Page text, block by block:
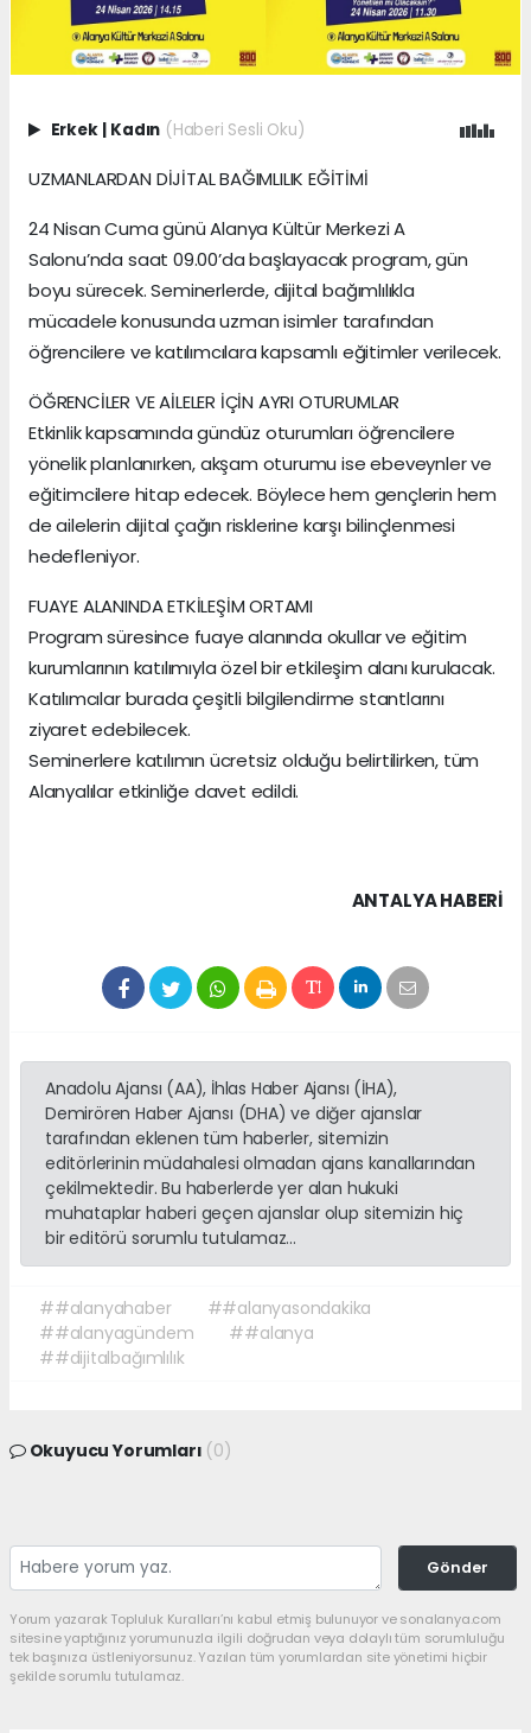
Erkek | Kadın (Haberi Sesli Oku)
UZMANLARDAN DİJİTAL BAĞIMLILIK EĞİTİMİ
24 Nisan Cuma günü Alanya Kültür Merkezi A
Salonu’nda saat 09.00’da başlayacak program, gün
boyu sürecek. Seminerlerde, dijital bağımlılıkla
mücadele konusunda uzman isimler tarafından
öğrencilere ve katılımcılara kapsamlı eğitimler verilecek.
ÖĞRENCİLER VE AİLELER İÇİN AYRI OTURUMLAR
Etkinlik kapsamında gündüz oturumları öğrencilere
yönelik planlanırken, akşam oturumu ise ebeveynler ve
eğitimcilere hitap edecek. Böylece hem gençlerin hem
de ailelerin dijital çağın risklerine karşı bilinçlenmesi
hedefleniyor.
FUAYE ALANINDA ETKİLEŞİM ORTAMI
Program süresince fuaye alanında okullar ve eğitim
kurumlarının katılımıyla özel bir etkileşim alanı kurulacak.
Katılımcılar burada çeşitli bilgilendirme stantlarını
ziyaret edebilecek.
Seminerlere katılımın ücretsiz olduğu belirtilirken, tüm
Alanyalılar etkinliğe davet edildi.
ANTALYA HABERİ
Anadolu Ajansı (AA), İhlas Haber Ajansı (İHA),
Demirören Haber Ajansı (DHA) ve diğer ajanslar
tarafından eklenen tüm haberler, sitemizin
editörlerinin müdahalesi olmadan ajans kanallarından
çekilmektedir. Bu haberlerde yer alan hukuki
muhataplar haberi geçen ajanslar olup sitemizin hiç
bir editörü sorumlu tutulamaz...
##alanyahaber
##alanyasondakika
##alanyagündem
##alanya
##dijitalbağımlılık
Okuyucu Yorumları (0)
Gönder
Yorum yazarak Topluluk Kuralları’nı kabul etmiş bulunuyor ve sonalanya.com
sitesine yaptığınız yorumunuzla ilgili doğrudan veya dolaylı tüm sorumluluğu
tek başınıza üstleniyorsunuz. Yazılan tüm yorumlardan site yönetimi hiçbir
şekilde sorumlu tutulamaz.